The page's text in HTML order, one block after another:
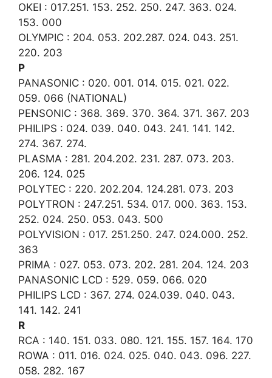
OKEI : 017.251. 153. 252. 250. 247. 363. 024.
153. 000
OLYMPIC : 204. 053. 202.287. 024. 043. 251.
220. 203
P
PANASONIC : 020. 001. 014. 015. 021. 022.
059. 066 (NATIONAL)
PENSONIC : 368. 369. 370. 364. 371. 367. 203
PHILIPS : 024. 039. 040. 043. 241. 141. 142.
274. 367. 274.
PLASMA : 281. 204.202. 231. 287. 073. 203.
206. 124. 025
POLYTEC : 220. 202.204. 124.281. 073. 203
POLYTRON : 247.251. 534. 017. 000. 363. 153.
252. 024. 250. 053. 043. 500
POLYVISION : 017. 251.250. 247. 024.000. 252.
363
PRIMA : 027. 053. 073. 202. 281. 204. 124. 203
PANASONIC LCD : 529. 059. 066. 020
PHILIPS LCD : 367. 274. 024.039. 040. 043.
141. 142. 241
R
RCA : 140. 151. 033. 080. 121. 155. 157. 164. 170
ROWA : 011. 016. 024. 025. 040. 043. 096. 227.
058. 282. 167